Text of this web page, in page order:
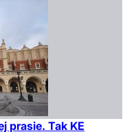
prasie. Tak KE